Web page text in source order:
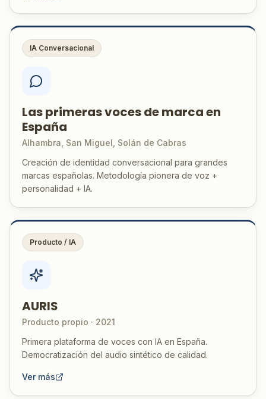
IA Conversacional
Las primeras voces de marca en
España
Alhambra, San Miguel, Solán de Cabras
Creación de identidad conversacional para grandes
marcas españolas. Metodología pionera de voz +
personalidad + IA.
Producto / IA
AURIS
Producto propio · 2021
Primera plataforma de voces con IA en España.
Democratización del audio sintético de calidad.
Ver más